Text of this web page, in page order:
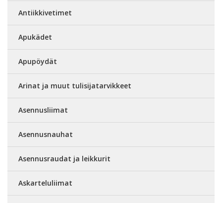
Antiikkivetimet
Apukädet
Apupöydät
Arinat ja muut tulisijatarvikkeet
Asennusliimat
Asennusnauhat
Asennusraudat ja leikkurit
Askarteluliimat